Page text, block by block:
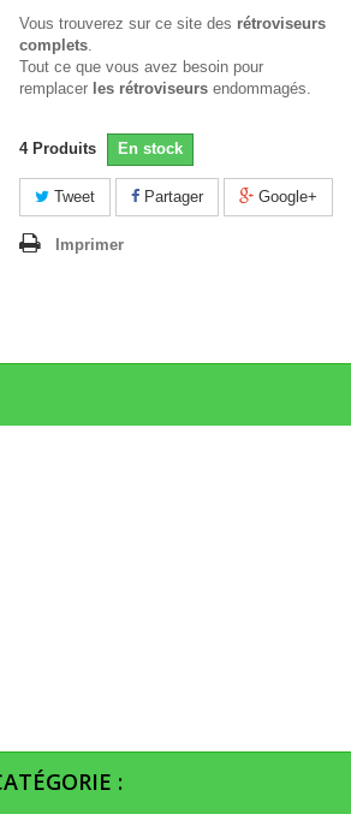
Vous trouverez sur ce site des rétroviseurs
complets.
Tout ce que vous avez besoin pour
remplacer les rétroviseurs endommagés.
4 Produits En stock
Tweet Partager Google+
Imprimer
: